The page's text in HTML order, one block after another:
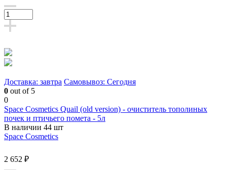
Доставка: завтра Самовывоз: Сегодня
0 out of 5
0
Space Cosmetics Quail (old version) - очиститель тополиных
почек и птичьего помета - 5л
В наличии 44 шт
Space Cosmetics
2 652 ₽